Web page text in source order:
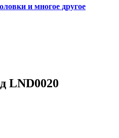
и многое другое
LND0020